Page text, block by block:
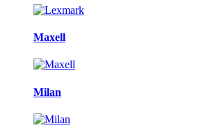
Maxell
Milan